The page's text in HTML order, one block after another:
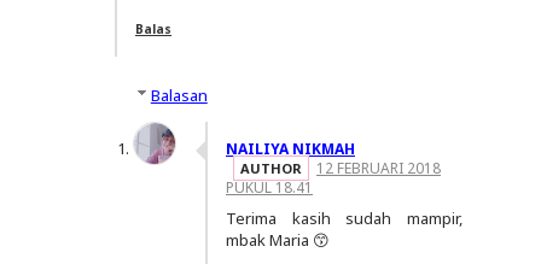
Balas
Balasan
NAILIYA NIKMAH
12 FEBRUARI 2018
PUKUL 18.41
Terima kasih sudah mampir,
mbak Maria 😙